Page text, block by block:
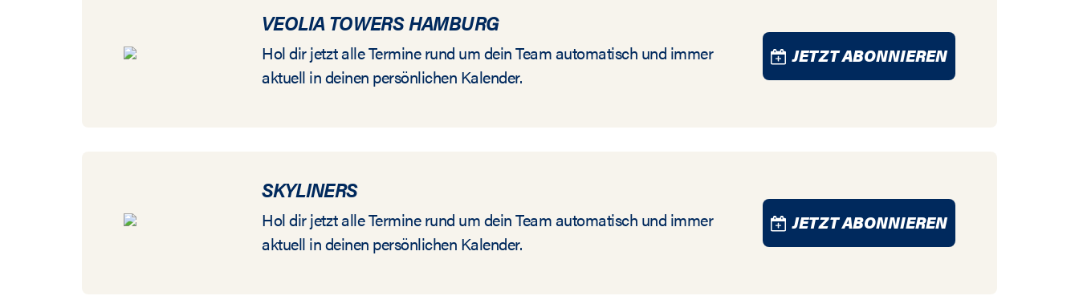
VEOLIA TOWERS HAMBURG
Hol dir jetzt alle Termine rund um dein Team automatisch und immer
aktuell in deinen persönlichen Kalender.
JETZT ABONNIEREN
SKYLINERS
Hol dir jetzt alle Termine rund um dein Team automatisch und immer
aktuell in deinen persönlichen Kalender.
JETZT ABONNIEREN